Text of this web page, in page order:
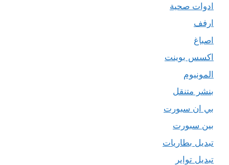
ادوات صحية
ارفف
اصباغ
اكسس بوينت
المونيوم
بنشر متنقل
بي ان سبورت
بين سبورت
تبديل بطاريات
تبديل تواير